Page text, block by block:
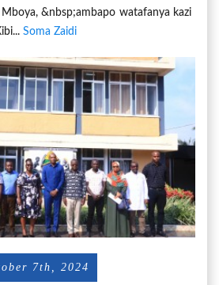
&nbsp;ambapo watafanya kazi
Soma Zaidi
7th, 2024